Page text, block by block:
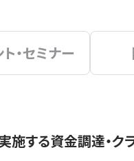
・セミナー
する資金調達・ク